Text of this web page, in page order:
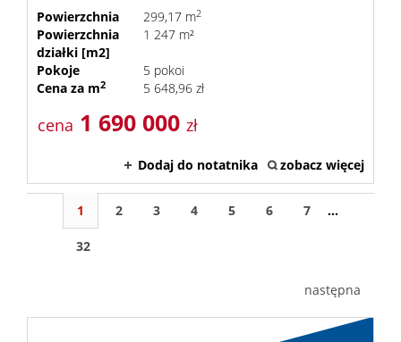
Powierzchnia
299,17 m2
Powierzchnia
działki [m2]
1 247 m²
Pokoje
5 pokoi
Cena za m2 5 648,96 zł
cena 1 690 000 zł
Dodaj do notatnika zobacz więcej
1 2 3 4 5 6 7 ...
32
następna